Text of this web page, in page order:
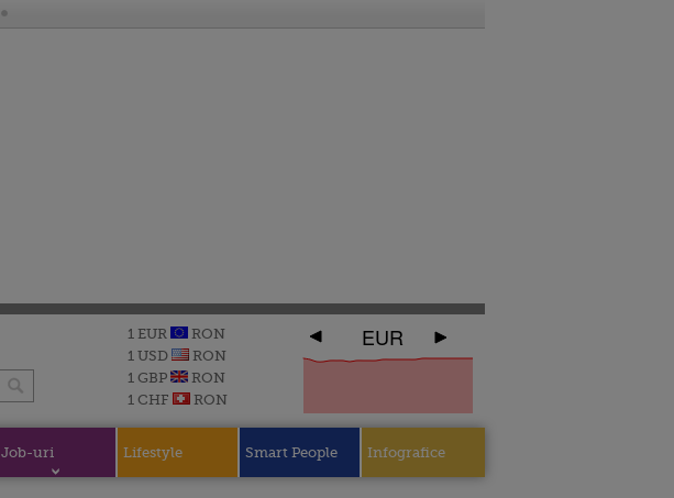
1 EUR
RON
1 USD
RON
1 GBP
RON
1 CHF
RON
EUR
Job-uri Lifestyle Smart People Infografice